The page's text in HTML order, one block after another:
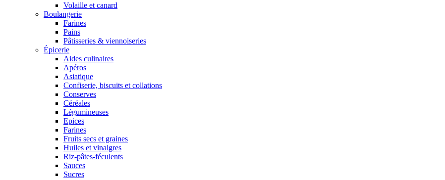
Volaille et canard
Boulangerie
Farines
Pains
Pâtisseries & viennoiseries
Épicerie
Aides culinaires
Apéros
Asiatique
Confiserie, biscuits et collations
Conserves
Céréales
Légumineuses
Epices
Farines
Fruits secs et graines
Huiles et vinaigres
Riz-pâtes-féculents
Sauces
Sucres